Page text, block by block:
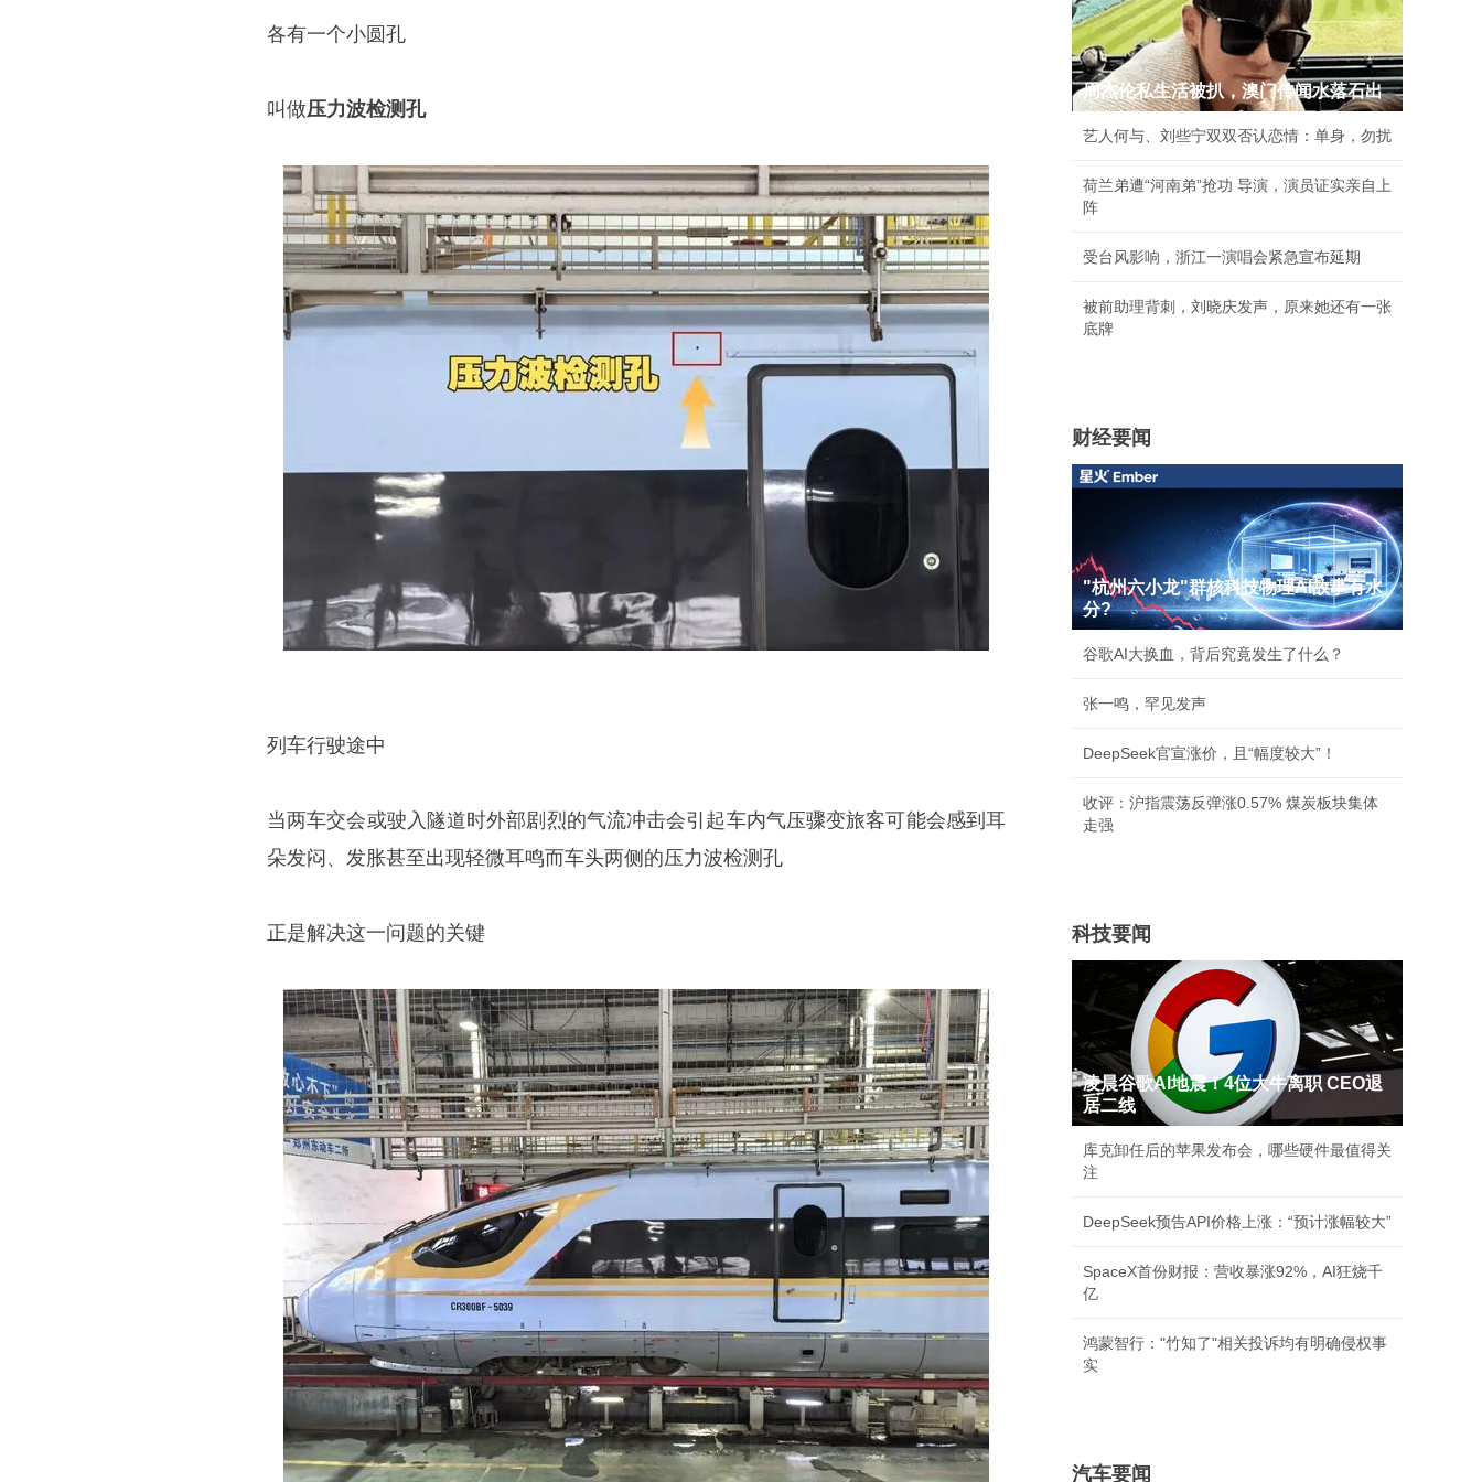
各有一个小圆孔
叫做压力波检测孔
列车行驶途中
当两车交会或驶入隧道时外部剧烈的气流冲击会引起车内气压骤变旅客可能会感到耳
朵发闷、发胀甚至出现轻微耳鸣而车头两侧的压力波检测孔
正是解决这一问题的关键
周杰伦私生活被扒，澳门传闻水落石出
艺人何与、刘些宁双双否认恋情：单身，勿扰
荷兰弟遭“河南弟”抢功 导演，演员证实亲自上
阵
受台风影响，浙江一演唱会紧急宣布延期
被前助理背刺，刘晓庆发声，原来她还有一张
底牌
财经要闻
"杭州六小龙"群核科技物理AI故事有水
分?
谷歌AI大换血，背后究竟发生了什么？
张一鸣，罕见发声
DeepSeek官宣涨价，且“幅度较大”！
收评：沪指震荡反弹涨0.57% 煤炭板块集体
走强
科技要闻
凌晨谷歌AI地震！4位大牛离职 CEO退
居二线
库克卸任后的苹果发布会，哪些硬件最值得关
注
DeepSeek预告API价格上涨：“预计涨幅较大”
SpaceX首份财报：营收暴涨92%，AI狂烧千
亿
鸿蒙智行："竹知了"相关投诉均有明确侵权事
实
汽车要闻